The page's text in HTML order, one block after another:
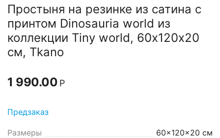
Простыня на резинке из сатина с
принтом Dinosauria world из
коллекции Tiny world, 60х120х20
см, Tkano
1 990.00 Р
Предзаказ
Размеры 60x120x20 см